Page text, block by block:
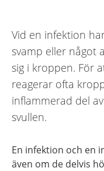
Vid en infektion
svamp eller något
sig i kroppen. För
reagerar ofta
inflammerad del
svullen.
En infektion och en
även om de delvis